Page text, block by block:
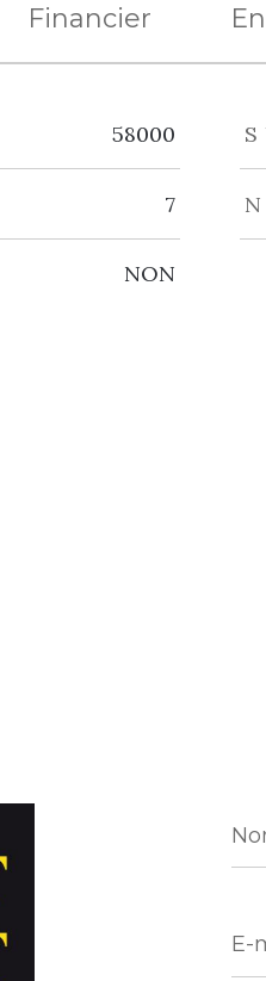
Financier
58000
7
NON
*
mail
*